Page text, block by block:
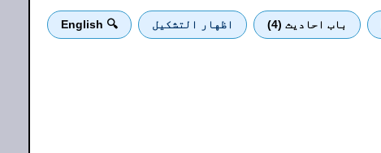
باب احادیث (4) اظهار التشكيل 🔍 English